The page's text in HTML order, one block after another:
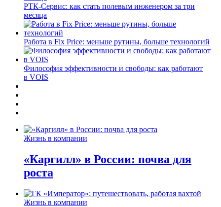
РТК-Сервис: как стать полевым инженером за три
месяца
Работа в Fix Price: меньше рутины, больше технологий
Философия эффективности и свободы: как работают
в VOIS
Жизнь в компании
«Каргилл» в России: почва для
роста
Жизнь в компании